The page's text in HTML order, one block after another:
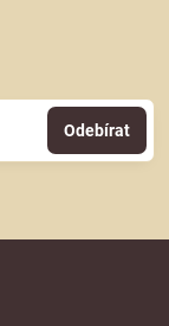
Odebírat